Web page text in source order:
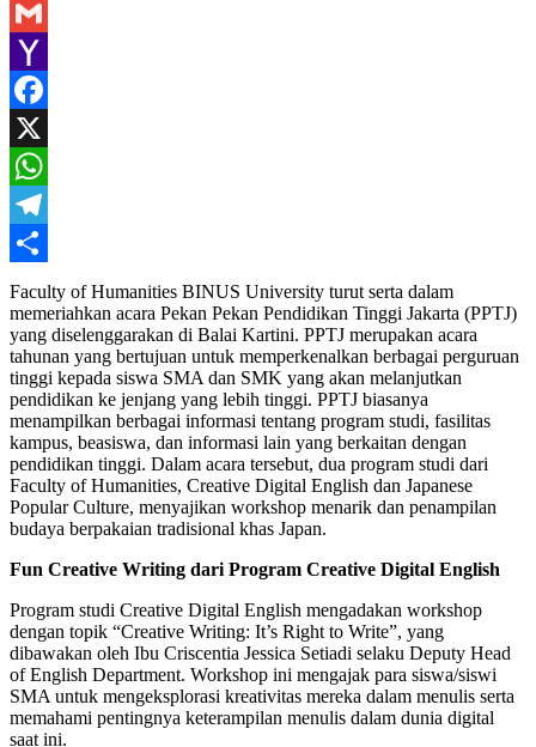
Gmail
Yahoo
Mail
Facebook
X
WhatsApp
Telegram
Share
Faculty of Humanities BINUS University turut serta dalam
memeriahkan acara Pekan Pekan Pendidikan Tinggi Jakarta (PPTJ)
yang diselenggarakan di Balai Kartini. PPTJ merupakan acara
tahunan yang bertujuan untuk memperkenalkan berbagai perguruan
tinggi kepada siswa SMA dan SMK yang akan melanjutkan
pendidikan ke jenjang yang lebih tinggi. PPTJ biasanya
menampilkan berbagai informasi tentang program studi, fasilitas
kampus, beasiswa, dan informasi lain yang berkaitan dengan
pendidikan tinggi. Dalam acara tersebut, dua program studi dari
Faculty of Humanities, Creative Digital English dan Japanese
Popular Culture, menyajikan workshop menarik dan penampilan
budaya berpakaian tradisional khas Japan.
Fun Creative Writing dari Program Creative Digital English
Program studi Creative Digital English mengadakan workshop
dengan topik “Creative Writing: It’s Right to Write”, yang
dibawakan oleh Ibu Criscentia Jessica Setiadi selaku Deputy Head
of English Department. Workshop ini mengajak para siswa/siswi
SMA untuk mengeksplorasi kreativitas mereka dalam menulis serta
memahami pentingnya keterampilan menulis dalam dunia digital
saat ini.